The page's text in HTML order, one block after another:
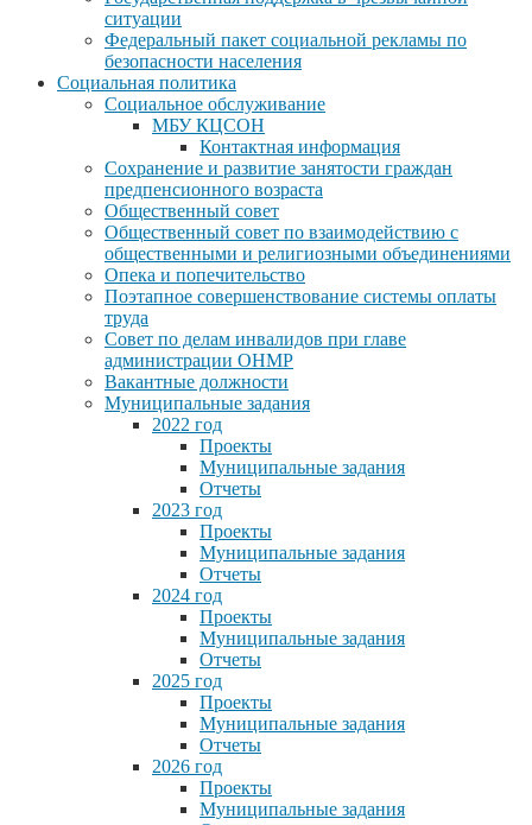
ситуации
Федеральный пакет социальной рекламы по
безопасности населения
Социальная политика
Социальное обслуживание
МБУ КЦСОН
Контактная информация
Сохранение и развитие занятости граждан
предпенсионного возраста
Общественный совет
Общественный совет по взаимодействию с
общественными и религиозными объединениями
Опека и попечительство
Поэтапное совершенствование системы оплаты
труда
Совет по делам инвалидов при главе
администрации ОНМР
Вакантные должности
Муниципальные задания
2022 год
Проекты
Муниципальные задания
Отчеты
2023 год
Проекты
Муниципальные задания
Отчеты
2024 год
Проекты
Муниципальные задания
Отчеты
2025 год
Проекты
Муниципальные задания
Отчеты
2026 год
Проекты
Муниципальные задания